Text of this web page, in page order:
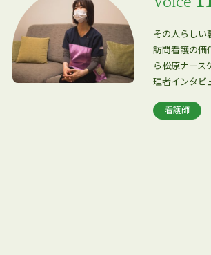
その人らしい
訪問看護の価
ら――松原ナー
理者インタビ
看護師